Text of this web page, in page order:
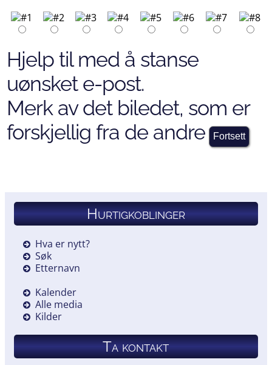
Hjelp til med å stanse
uønsket e-post.
Merk av det biledet, som er
forskjellig fra de andre
Hurtigkoblinger
Hva er nytt?
Søk
Etternavn
Kalender
Alle media
Kilder
Ta kontakt